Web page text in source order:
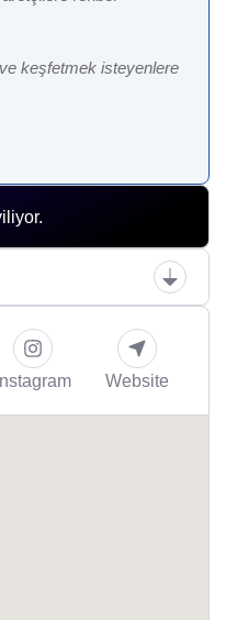
keşfetmek isteyenlere
Website